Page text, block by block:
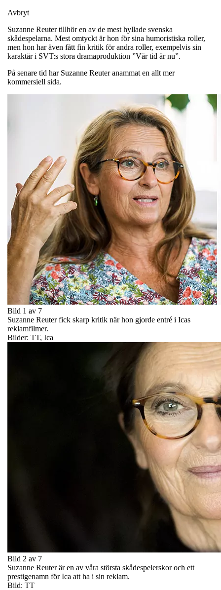
Avbryt
Suzanne Reuter tillhör en av de mest hyllade svenska
skådespelarna. Mest omtyckt är hon för sina humoristiska roller,
men hon har även fått fin kritik för andra roller, exempelvis sin
karaktär i SVT:s stora dramaproduktion ”Vår tid är nu”.
På senare tid har Suzanne Reuter anammat en allt mer
kommersiell sida.
Bild 1 av 7
Suzanne Reuter fick skarp kritik när hon gjorde entré i Icas
reklamfilmer.
Bilder: TT, Ica
Bild 2 av 7
Suzanne Reuter är en av våra största skådespelerskor och ett
prestigenamn för Ica att ha i sin reklam.
Bild: TT